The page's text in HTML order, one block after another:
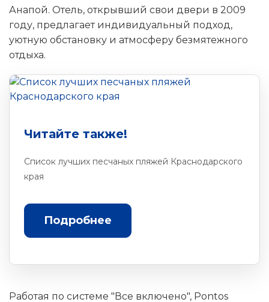
Анапой. Отель, открывший свои двери в 2009
году, предлагает индивидуальный подход,
уютную обстановку и атмосферу безмятежного
отдыха.
Читайте также!
Список лучших песчаных пляжей Краснодарского
края
Подробнее
Работая по системе "Все включено", Pontos